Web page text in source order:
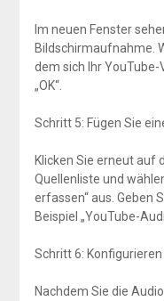
Im neuen Fenster
Bildschirmaufnahme.
dem sich Ihr
„OK“.
Schritt 5: Fügen Sie
Klicken Sie erneut auf
Quellenliste und
erfassen“ aus. Geben
Beispiel „YouTube-
Schritt 6:
Nachdem Sie die